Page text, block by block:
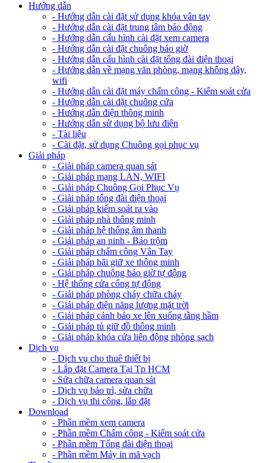
Hướng dẫn
- Hướng dẫn cài đặt sử dụng khóa vân tay
- Hướng dẫn cài đặt trung tâm báo động
- Hướng dẫn cấu hình cài đặt xem camera
- Hướng dẫn cài đặt chuông báo giờ
- Hướng dẫn cấu hình cài đặt tổng đài điện thoại
- Hướng dẫn về mạng văn phòng, mạng không dây,
wifi
- Hướng dẫn cài đặt máy chấm công - Kiểm soát cửa
- Hướng dẫn cài đặt chuông cửa
- Hướng dẫn điện thông minh
- Hướng dẫn sử dụng bộ lưu điện
- Tài liệu
- Cài đặt, sử dụng Chuông gọi phục vụ
Giải pháp
- Giải pháp camera quan sát
- Giải pháp mạng LAN, WIFI
- Giải pháp Chuông Gọi Phục Vụ
- Giải pháp tổng đài điện thoại
- Giải pháp kiểm soát ra vào
- Giải pháp nhà thông minh
- Giải pháp hệ thống âm thanh
- Giải pháp an ninh - Báo trộm
- Giải pháp chấm công Vân Tay
- Giải pháp bãi giữ xe thông minh
- Giải pháp chuông báo giờ tự động
- Hệ thống cửa cổng tự động
- Giải pháp phòng cháy chữa cháy
- Giải pháp điện năng lượng mặt trời
- Giải pháp cảnh báo xe lên xuống tầng hầm
- Giải pháp tủ giữ đồ thông minh
- Giải pháp khóa cửa liên động phòng sạch
Dịch vụ
- Dịch vụ cho thuê thiết bị
- Lắp đặt Camera Tại Tp HCM
- Sửa chữa camera quan sát
- Dịch vụ bảo trì, sửa chữa
- Dịch vụ thi công, lắp đặt
Download
- Phần mềm xem camera
- Phần mềm Chấm công - Kiểm soát cửa
- Phần mềm Tổng đài điện thoại
- Phần mềm Máy in mã vạch